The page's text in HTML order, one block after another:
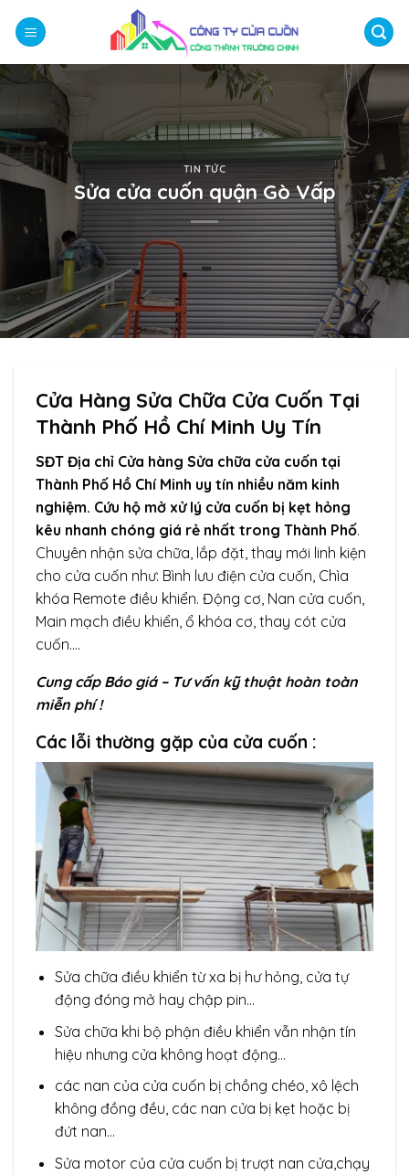
qua
dung
TIN TỨC
Sửa cửa cuốn quận Gò Vấp
Cửa Hàng Sửa Chữa Cửa Cuốn Tại
Thành Phố Hồ Chí Minh Uy Tín
SĐT Địa chỉ Cửa hàng Sửa chữa cửa cuốn tại
Thành Phố Hồ Chí Minh uy tín nhiều năm kinh
nghiệm. Cứu hộ mở xử lý cửa cuốn bị kẹt hỏng
kêu nhanh chóng giá rẻ nhất trong Thành Phố.
Chuyên nhận sửa chữa, lắp đặt, thay mới linh kiện
cho cửa cuốn như: Bình lưu điện cửa cuốn, Chìa
khóa Remote điều khiển. Động cơ, Nan cửa cuốn,
Main mạch điều khiển, ổ khóa cơ, thay cót cửa
cuốn….
Cung cấp Báo giá – Tư vấn kỹ thuật hoàn toàn
miễn phí !
Các lỗi thường gặp của cửa cuốn :
Sửa chữa điều khiển từ xa bị hư hỏng, cửa tự
động đóng mở hay chập pin…
Sửa chữa khi bộ phận điều khiển vẫn nhận tín
hiệu nhưng cửa không hoạt động…
các nan của cửa cuốn bị chồng chéo, xô lệch
không đồng đều, các nan cửa bị kẹt hoặc bị
đứt nan…
Sửa motor của cửa cuốn bị trượt nan cửa,chạy